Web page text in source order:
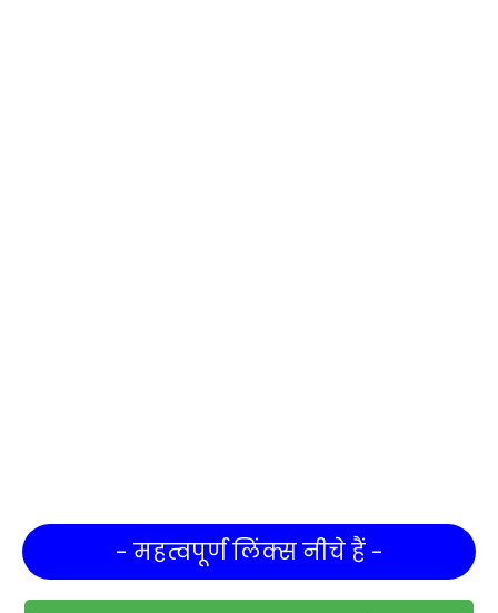
- महत्वपूर्ण लिंक्स नीचे हैं -